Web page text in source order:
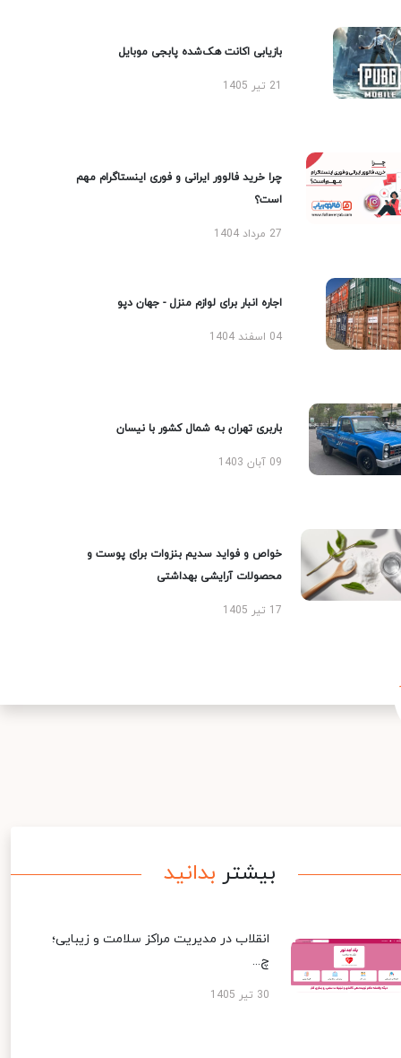
بازیابی اکانت هک‌شده پابجی موبایل
چرا خرید فالوور ایرانی و فوری اینستاگرام مهم
است؟
27 مرداد 1404
اجاره انبار برای لوازم منزل - جهان دپو
04 اسفند 1404
باربری تهران به شمال کشور با نیسان
09 آبان 1403
خواص و فواید سدیم بنزوات برای پوست و
محصولات آرایشی بهداشتی
17 تیر 1405
بیشتر بدانید
انقلاب در مدیریت مراکز سلامت و زیبایی؛
چ...
30 تیر 1405